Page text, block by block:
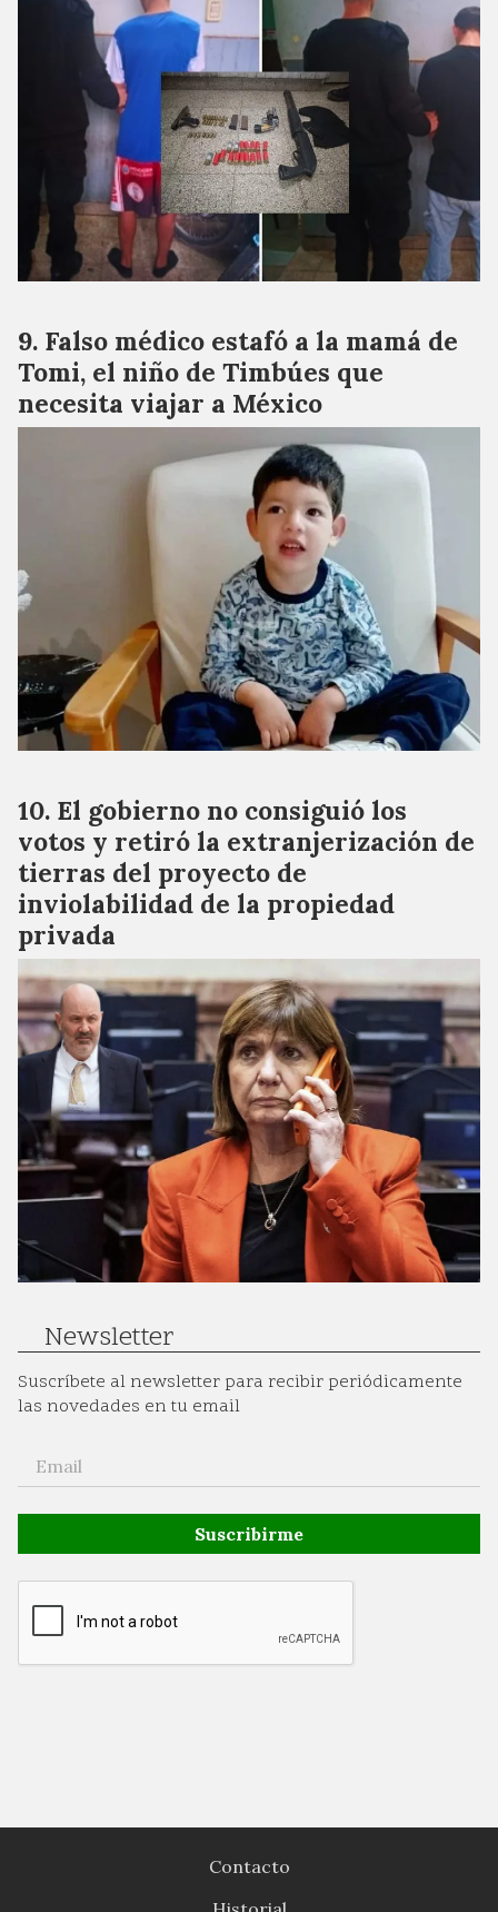
Falso médico estafó a la mamá de
Tomi, el niño de Timbúes que
necesita viajar a México
El gobierno no consiguió los
votos y retiró la extranjerización de
tierras del proyecto de
inviolabilidad de la propiedad
privada
Newsletter
Suscríbete al newsletter para recibir periódicamente
las novedades en tu email
Suscribirme
Contacto